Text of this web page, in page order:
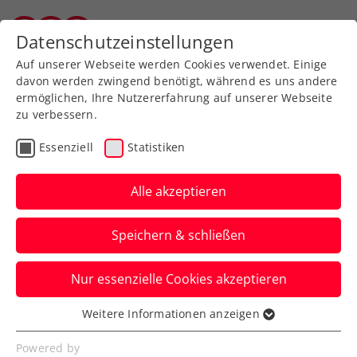
Zurück zur Newsübersicht
ITF Turniere
French Open: Tagger
schlägt Nummer 5 der
Welt, Behrmann im
Achtelfinale
Österreichs Nachwuchstalente machen
bei den Jugendkonkurrenzen in Paris von
sich reden.
Datenschutzeinstellungen
Auf unserer Webseite werden Cookies verwendet. Einige
davon werden zwingend benötigt, während es uns andere
ermöglichen, Ihre Nutzererfahrung auf unserer Webseite
zu verbessern.
Essenziell Statistiken
Alle akzeptieren
Speichern & schließen
Nur essenzielle Cookies akzeptieren
Essenziell
Essenzielle Cookies werden für grundlegende
Weitere Informationen anzeigen
Powered by